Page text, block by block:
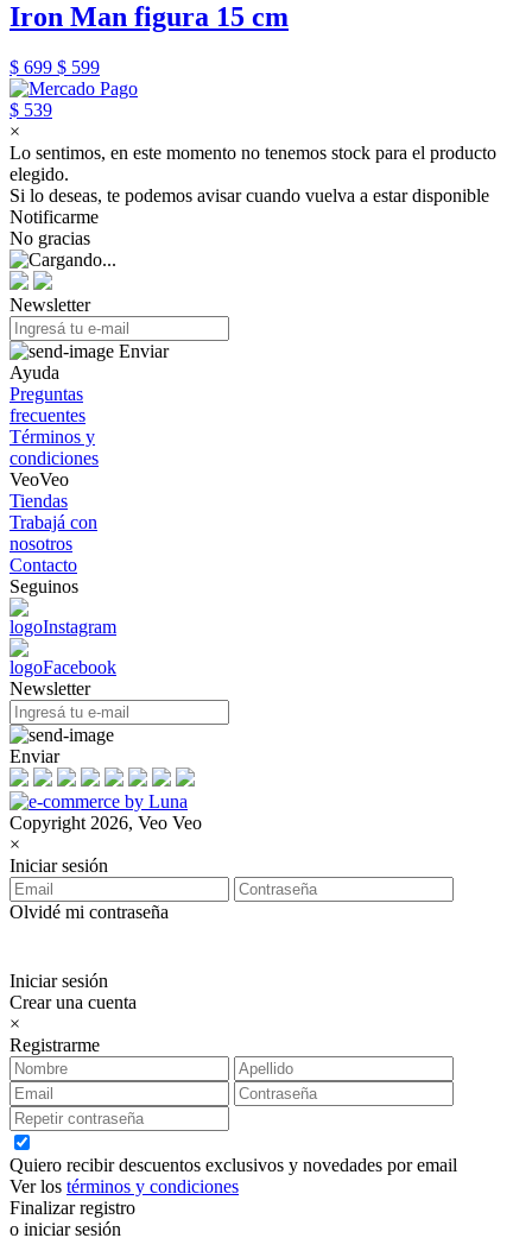
Iron Man figura 15 cm
$ 699 $ 599
$ 539
×
Lo sentimos, en este momento no tenemos stock para el producto
elegido.
Si lo deseas, te podemos avisar cuando vuelva a estar disponible
Notificarme
No gracias
Newsletter
Enviar
Ayuda
Preguntas
frecuentes
Términos y
condiciones
VeoVeo
Tiendas
Trabajá con
nosotros
Contacto
Seguinos
Newsletter
Enviar
Copyright 2026, Veo Veo
×
Iniciar sesión
Olvidé mi contraseña
Iniciar sesión
Crear una cuenta
×
Registrarme
Quiero recibir descuentos exclusivos y novedades por email
Ver los términos y condiciones
Finalizar registro
o iniciar sesión